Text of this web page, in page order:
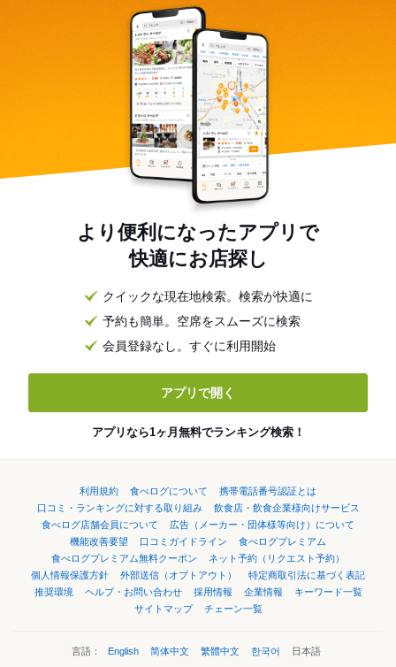
より便利になったアプリで
快適にお店探し
クイックな現在地検索。検索が快適に
予約も簡単。空席をスムーズに検索
会員登録なし。すぐに利用開始
アプリで開く
アプリなら1ヶ月無料でランキング検索！
利用規約 食べログについて
携帯電話番号認証とは
口コミ・ランキングに対する取り組み
飲食店・飲食企業様向けサービス
食べログ店舗会員について
広告（メーカー・団体様等向け）について
機能改善要望
口コミガイドライン
食べログプレミアム
食べログプレミアム無料クーポン
ネット予約（リクエスト予約）
個人情報保護方針
外部送信（オプトアウト）
特定商取引法に基づく表記
推奨環境
ヘルプ・お問い合わせ 採用情報 企業情報
キーワード一覧
サイトマップ
チェーン一覧
言語： English 简体中文 繁體中文 한국어 日本語